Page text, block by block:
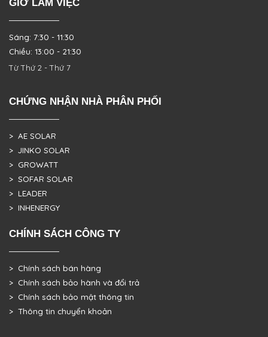
GIỜ LÀM VIỆC
Sáng: 7:30 - 11:30
Chiều: 13:00 - 21:30
Từ Thứ 2 - Thứ 7
CHỨNG NHẬN NHÀ PHÂN PHỐI
> AE SOLAR
> JINKO SOLAR
> GROWATT
> SOFAR SOLAR
> LEADER
> INHENERGY
CHÍNH SÁCH CÔNG TY
> Chính sách bán hàng
> Chính sách bảo hành và đổi trả
> Chính sách bảo mật thông tin
> Thông tin chuyển khoản